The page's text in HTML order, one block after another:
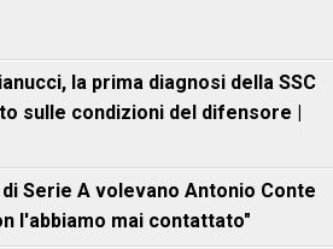
la prima diagnosi della SSC
sulle condizioni del difensore |
Serie A volevano Antonio Conte
l'abbiamo mai contattato"